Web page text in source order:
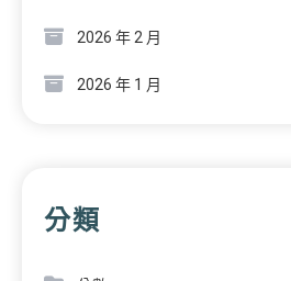
2026 年 2 月
2026 年 1 月
分類